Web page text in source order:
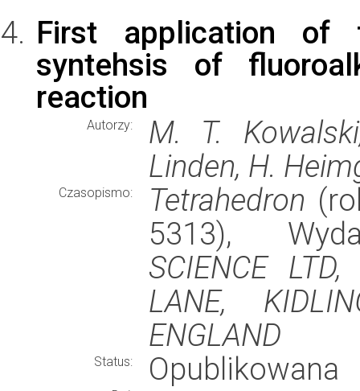
First application of
syntehsis of
reaction
Autorzy:
M. T.
Linden, H.
Czasopismo: Tetrahedron
5313),
SCIENCE
LANE,
ENGLAND
Status: Opublikowana